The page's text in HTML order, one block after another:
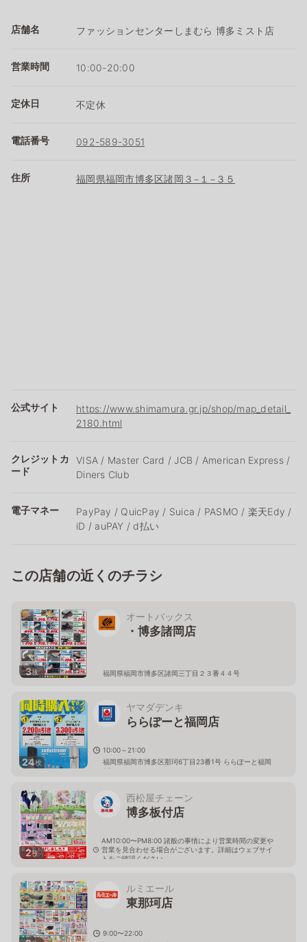
店舗名 ファッションセンターしまむら 博多ミスト店
営業時間 10:00-20:00
定休日 不定休
電話番号 092-589-3051
住所 福岡県福岡市博多区諸岡３−１−３５
公式サイト
https://www.shimamura.gr.jp/shop/map_detail_
2180.html
クレジットカ
ード
VISA / Master Card / JCB / American Express /
Diners Club
電子マネー
PayPay / QuicPay / Suica / PASMO / 楽天Edy /
iD / auPAY / d払い
この店舗の近くのチラシ
3枚
オートバックス
・博多諸岡店
福岡県福岡市博多区諸岡三丁目２３番４４号
24枚
ヤマダデンキ
ららぽーと福岡店
10:00～21:00
福岡県福岡市博多区那珂6丁目23番1号 ららぽーと福岡
3F
2枚
西松屋チェーン
博多板付店
AM10:00〜PM8:00 諸般の事情により営業時間の変更や
営業を見合わせる場合がございます。詳細はウェブサイ
トをご確認ください。
ルミエール
東那珂店
9:00〜22:00